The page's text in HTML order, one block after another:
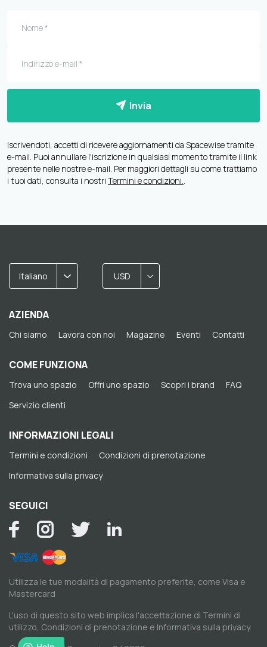
Invia
Iscrivendoti, accetti di ricevere aggiornamenti da Spacewise tramite
e-mail. Puoi annullare l'iscrizione in qualsiasi momento tramite il link
presente nelle nostre e-mail. Per maggiori dettagli su come trattiamo
i tuoi dati, consulta i nostri Termini e condizioni..
Italiano USD
AZIENDA
Chi siamo Lavora con noi Magazine Eventi Contatti
COME FUNZIONA
Trova uno spazio Offri uno spazio Scopri i brand
FAQ
Servizio clienti
INFORMAZIONI LEGALI
Termini e condizioni
Condizioni di prenotazione
Informativa sulla privacy
SEGUICI
Utilizza le tue modalità di pagamento preferite, come Visa e
Mastercard
L'uso di questo sito web implica l'accettazione di Termini di
utilizzo, Condizioni di prenotazione e Informativa sulla privacy.